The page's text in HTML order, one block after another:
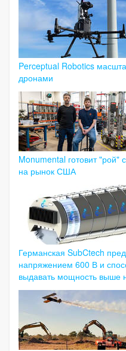
Perceptual Robotics
дронами
Monumental готовит "рой"
на рынок США
Германская SubCtech
напряжением 600 В и
выдавать мощность выше